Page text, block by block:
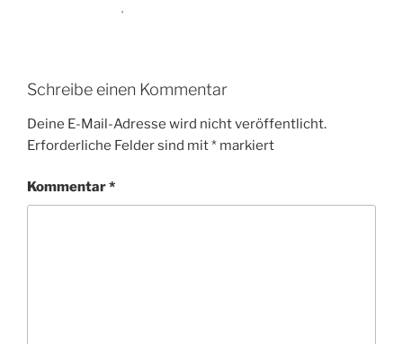
Schreibe einen Kommentar
Deine E-Mail-Adresse wird nicht veröffentlicht.
Erforderliche Felder sind mit* markiert
Kommentar*